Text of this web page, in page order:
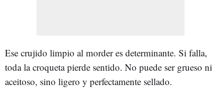
Ese crujido limpio al morder es determinante. Si falla,
toda la croqueta pierde sentido. No puede ser grueso ni
aceitoso, sino ligero y perfectamente sellado.